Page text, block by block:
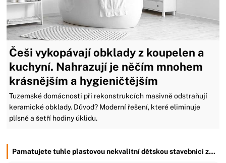
Češi vykopávají obklady z koupelen a
kuchyní. Nahrazují je něčím mnohem
krásnějším a hygieničtějším
Tuzemské domácnosti při rekonstrukcích masivně odstraňují
keramické obklady. Důvod? Moderní řešení, které eliminuje
plísně a šetří hodiny úklidu.
Pamatujete tuhle plastovou nekvalitní dětskou stavebnici z…